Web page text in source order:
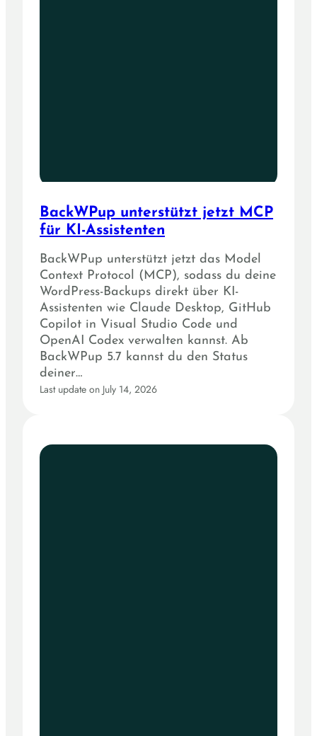
BackWPup unterstützt jetzt MCP
für KI-Assistenten
BackWPup unterstützt jetzt das Model
Context Protocol (MCP), sodass du deine
WordPress-Backups direkt über KI-
Assistenten wie Claude Desktop, GitHub
Copilot in Visual Studio Code und
OpenAI Codex verwalten kannst. Ab
BackWPup 5.7 kannst du den Status
deiner…
Last update on July 14, 2026